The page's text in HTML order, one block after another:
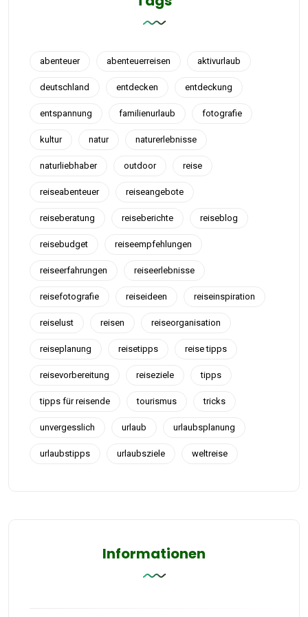
abenteuer abenteuerreisen aktivurlaub
deutschland entdecken entdeckung
entspannung familienurlaub fotografie
kultur natur naturerlebnisse
naturliebhaber outdoor reise
reiseabenteuer reiseangebote
reiseberatung reiseberichte reiseblog
reisebudget reiseempfehlungen
reiseerfahrungen reiseerlebnisse
reisefotografie reiseideen reiseinspiration
reiselust reisen reiseorganisation
reiseplanung reisetipps reise tipps
reisevorbereitung reiseziele tipps
tipps für reisende tourismus tricks
unvergesslich urlaub urlaubsplanung
urlaubstipps urlaubsziele weltreise
Informationen